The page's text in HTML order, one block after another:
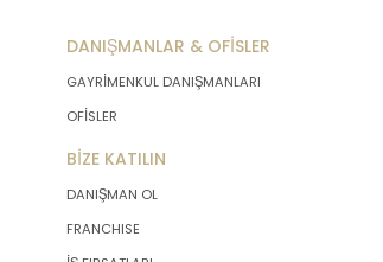
DANIŞMANLAR & OFİSLER
GAYRİMENKUL DANIŞMANLARI
OFİSLER
BİZE KATILIN
DANIŞMAN OL
FRANCHISE